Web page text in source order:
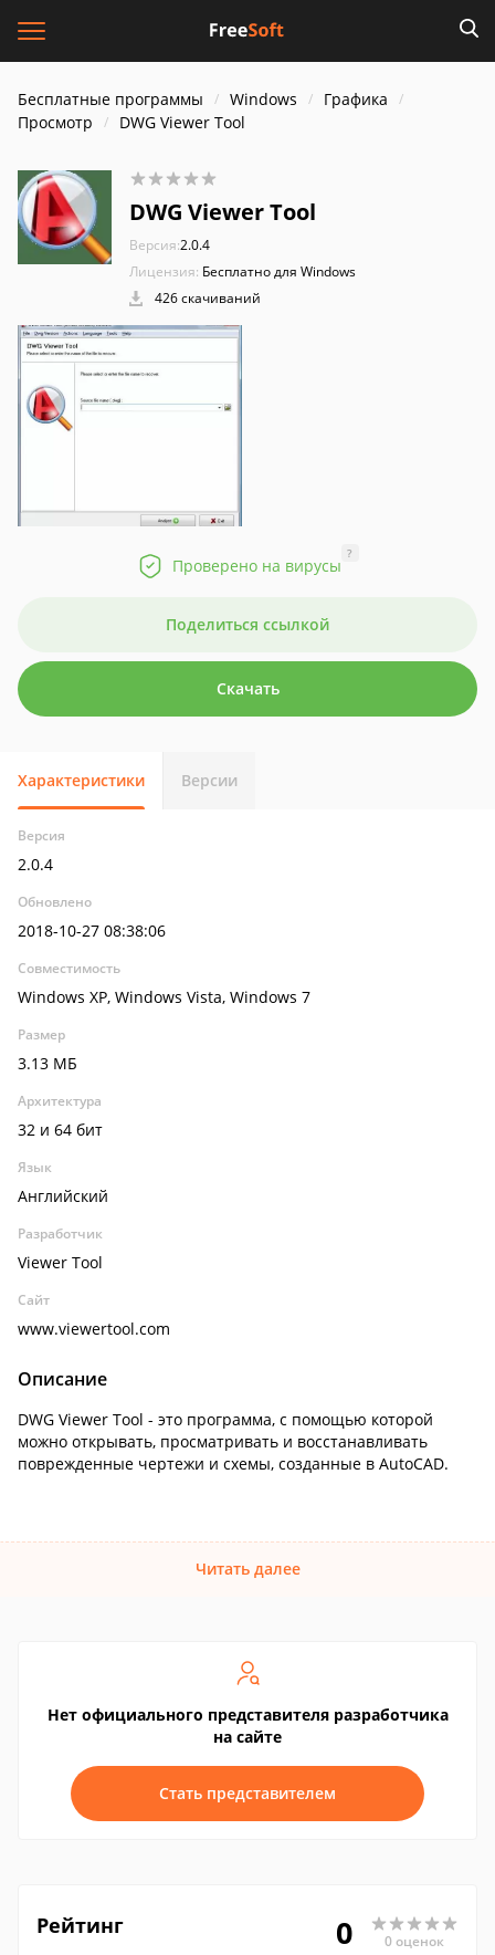
Бесплатные программы Windows
Графика
Просмотр
DWG Viewer Tool
DWG Viewer Tool
Версия:2.0.4
Лицензия: Бесплатно для Windows
426 скачиваний
Проверено на вирусы
?
Поделиться ссылкой
Скачать
Характеристики Версии
Версия
2.0.4
Обновлено
2018-10-27 08:38:06
Совместимость
Windows XP, Windows Vista, Windows 7
Размер
3.13 МБ
Архитектура
32 и 64 бит
Язык
Английский
Разработчик
Viewer Tool
Сайт
www.viewertool.com
Описание
DWG Viewer Tool - это программа, с помощью которой
можно открывать, просматривать и восстанавливать
поврежденные чертежи и схемы, созданные в AutoCAD.
Читать далее
Нет официального представителя разработчика
на сайте
Стать представителем
Рейтинг 0 0 оценок